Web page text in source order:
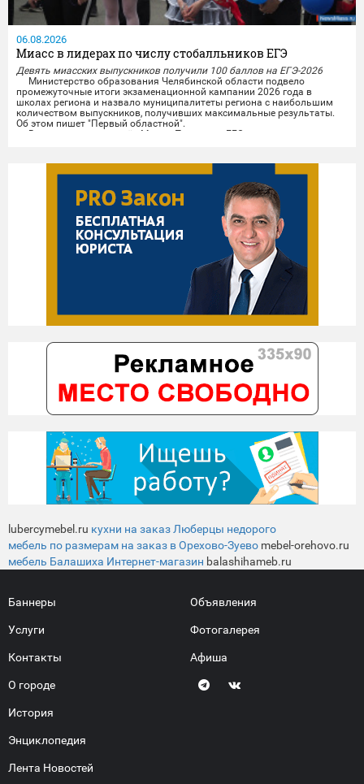
06.08.2026
Миасс в лидерах по числу стобалльников ЕГЭ
Девять миасских выпускников получили 100 баллов на ЕГЭ-2026
Министерство образования Челябинской области подвело
промежуточные итоги экзаменационной кампании 2026 года в
школах региона и назвало муниципалитеты региона с наибольшим
количеством выпускников, получивших максимальные результаты.
Об этом пишет "Первый областной".
В число лидеров вошёл Миасс. По итогам ЕГЭ девять выпускников
lubercymebel.ru кухни на заказ Люберцы недорого
мебель по размерам на заказ в Орехово-Зуево mebel-orehovo.ru
мебель Балашиха Интернет-магазин balashihameb.ru
Баннеры
Услуги
Контакты
О городе
История
Энциклопедия
Лента Новостей
Объявления
Фотогалерея
Афиша